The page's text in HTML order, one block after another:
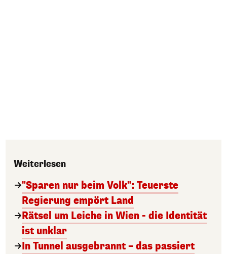
Weiterlesen
"Sparen nur beim Volk": Teuerste
Regierung empört Land
Rätsel um Leiche in Wien - die Identität
ist unklar
In Tunnel ausgebrannt – das passiert